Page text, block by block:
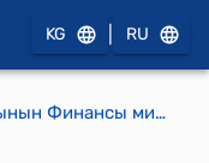
KG RU
Кыргыз Республикасынын Финансы министрлигине караштуу Мамлекеттик салык кызматы жөнүндө жобо (Кыргыз Республикасынын Министрлер Кабинетинин 2021-жылдын 10-декабрындагы № 302 токтомуна) 1-тиркеме